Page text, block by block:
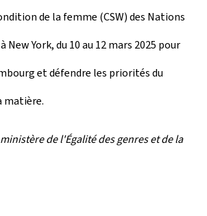
de la femme (CSW) des Nations
New York, du 10 au 12 mars 2025 pour
et défendre les priorités du
matière.
de l'Égalité des genres et de la